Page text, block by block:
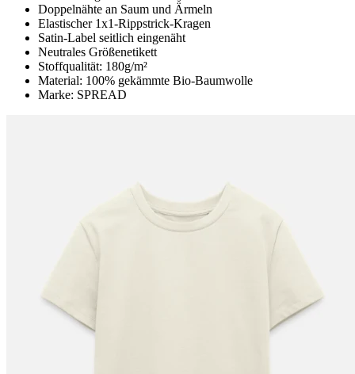
Doppelnähte an Saum und Ärmeln
Elastischer 1x1-Rippstrick-Kragen
Satin-Label seitlich eingenäht
Neutrales Größenetikett
Stoffqualität: 180g/m²
Material: 100% gekämmte Bio-Baumwolle
Marke: SPREAD